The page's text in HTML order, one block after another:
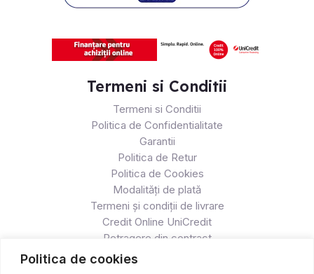
Politica de cookies
Termeni si Conditii
Termeni si Conditii
Politica de Confidentialitate
Garantii
Politica de Retur
Politica de Cookies
Modalități de plată
Termeni și condiții de livrare
Credit Online UniCredit
Retragere din contract